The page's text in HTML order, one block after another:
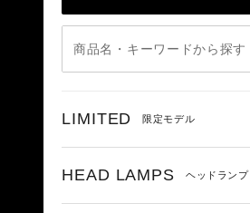
LIMITED 限定モデル
HEAD LAMPS ヘッドランプ